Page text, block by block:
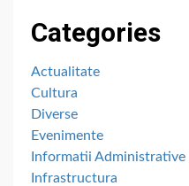
Categories
Actualitate
Cultura
Diverse
Evenimente
Informatii Administrative
Infrastructura